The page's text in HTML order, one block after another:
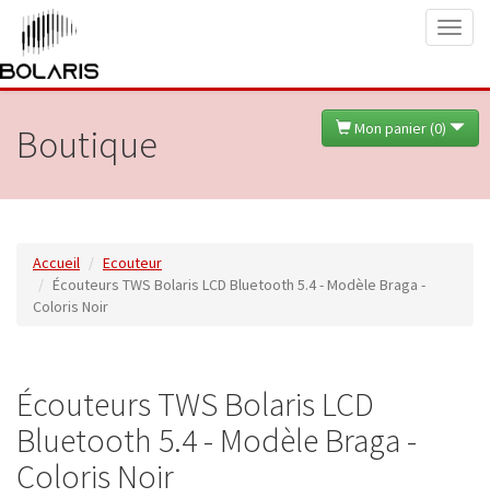
Mon panier (0)
Boutique
Accueil
Ecouteur
Écouteurs TWS Bolaris LCD Bluetooth 5.4 - Modèle Braga -
Coloris Noir
Écouteurs TWS Bolaris LCD
Bluetooth 5.4 - Modèle Braga -
Coloris Noir